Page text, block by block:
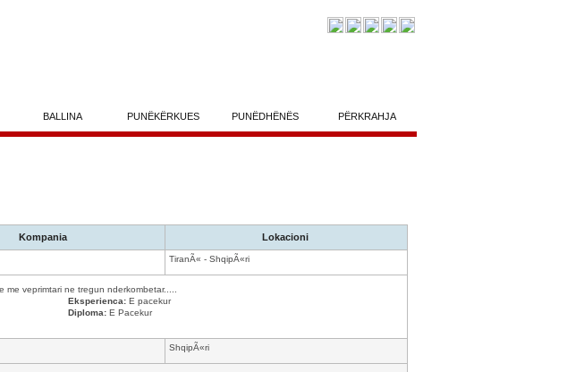
BALLINA PUNËKËRKUES PUNËDHËNËS PËRKRAHJA
Kompania Lokacioni
TiranÃ« - ShqipÃ«ri
veprimtari ne tregun nderkombetar.....
Eksperienca: E pacekur
Diploma: E Pacekur
ShqipÃ«ri